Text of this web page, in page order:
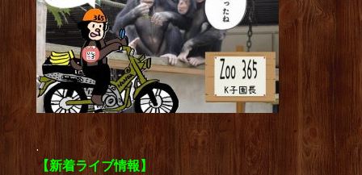
.
【新着ライブ情報】